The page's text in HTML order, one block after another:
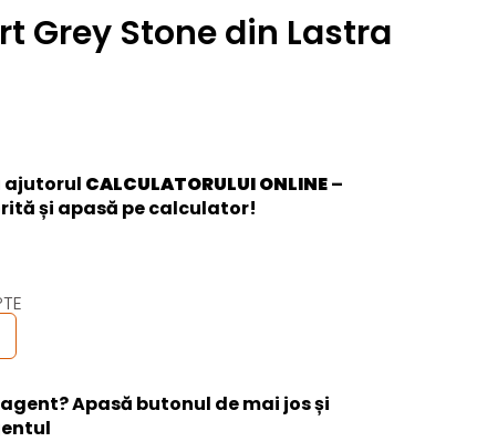
Grey Stone din Lastra
ajutorul CALCULATORULUI ONLINE–
și apasă pe calculator!
Apasă butonul de mai jos și